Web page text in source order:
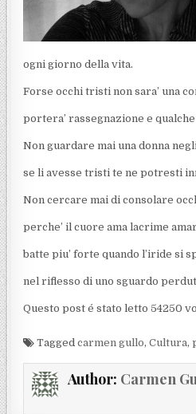
ogni giorno della vita.
Forse occhi tristi non sara’ una
portera’ rassegnazione e
Non guardare mai una donna
se li avesse tristi te ne potresti
Non cercare mai di consolare
perche’ il cuore ama lacrime
batte piu’ forte quando l’iride si
nel riflesso di uno sguardo
Questo post é stato letto 54250
Taggedcarmen gullo,Cultura,
Author: Carmen